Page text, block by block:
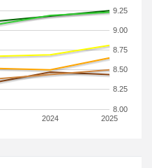
2024 2025
8.00
8.25
8.50
8.75
9.00
9.25